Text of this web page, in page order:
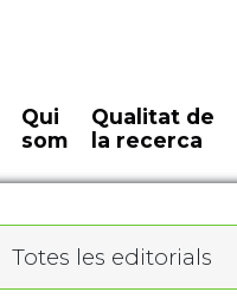
Qui
som
Qualitat de
la recerca
Totes les editorials